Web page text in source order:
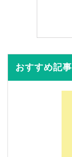
おすすめ記事